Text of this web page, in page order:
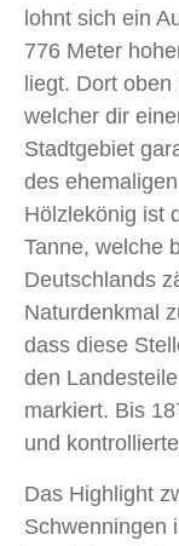
lohnt sich ein
776 Meter
liegt. Dort
welcher dir
Stadtgebiet
des
Hölzlekönig ist
Tanne, welche
Deutschlands
Naturdenkmal
dass diese
den
markiert. Bis
und
Das Highlight
Schwenningen